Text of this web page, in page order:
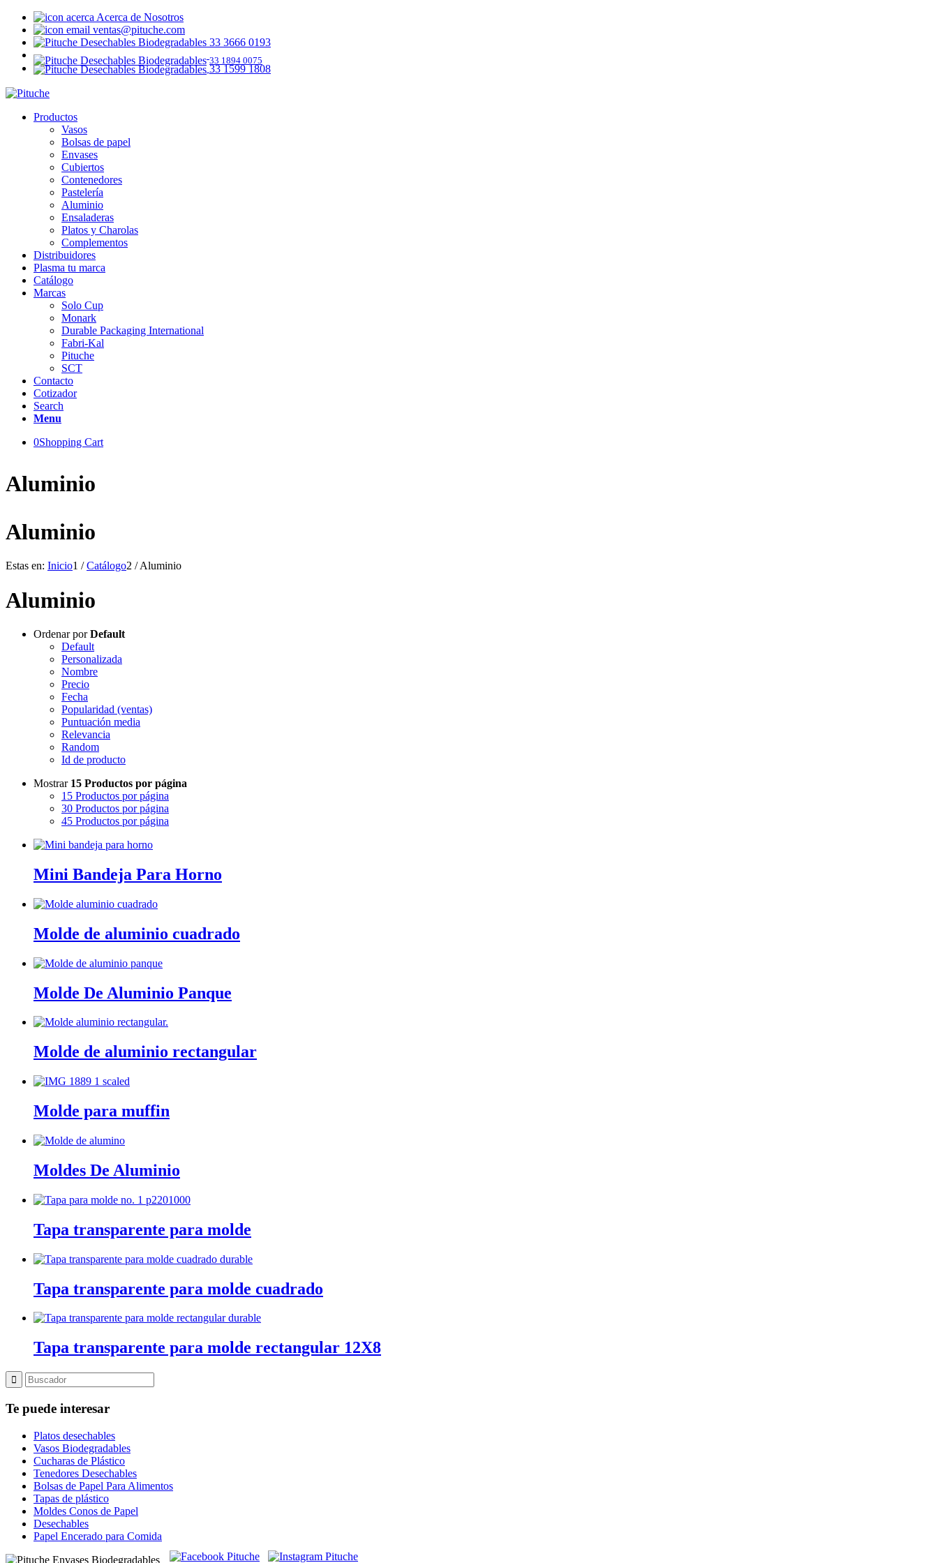
Acerca de Nosotros
ventas@pituche.com
33 3666 0193
33 1894 0075
33 1599 1808
Productos
Vasos
Bolsas de papel
Envases
Cubiertos
Contenedores
Pastelería
Aluminio
Ensaladeras
Platos y Charolas
Complementos
Distribuidores
Plasma tu marca
Catálogo
Marcas
Solo Cup
Monark
Durable Packaging International
Fabri-Kal
Pituche
SCT
Contacto
Cotizador
Search
Menu
0Shopping Cart
Aluminio
Aluminio
Estas en: Inicio1 / Catálogo2 / Aluminio
Aluminio
Ordenar porDefault
Default
Personalizada
Nombre
Precio
Fecha
Popularidad (ventas)
Puntuación media
Relevancia
Random
Id de producto
Mostrar 15 Productos por página
15 Productos por página
30 Productos por página
45 Productos por página
Mini Bandeja Para Horno
Molde de aluminio cuadrado
Molde De Aluminio Panque
Molde de aluminio rectangular
Molde para muffin
Moldes De Aluminio
Tapa transparente para molde
Tapa transparente para molde cuadrado
Tapa transparente para molde rectangular 12X8
Te puede interesar
Platos desechables
Vasos Biodegradables
Cucharas de Plástico
Tenedores Desechables
Bolsas de Papel Para Alimentos
Tapas de plástico
Moldes Conos de Papel
Desechables
Papel Encerado para Comida